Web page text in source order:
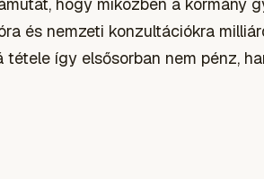
és nemzeti konzultációkra
így elsősorban nem pénz,